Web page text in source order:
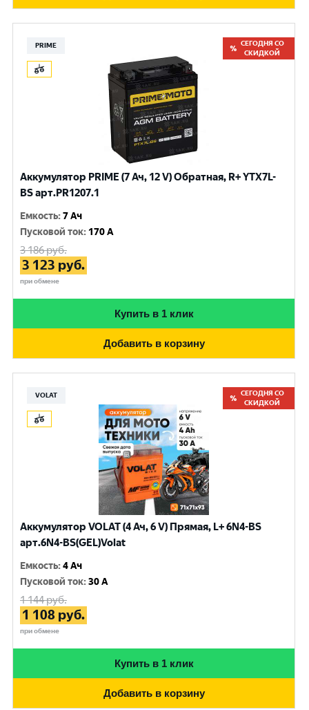
PRIME
СЕГОДНЯ СО
СКИДКОЙ
Аккумулятор PRIME (7 Ач, 12 V) Обратная, R+ YTX7L-
BS арт.PR1207.1
Емкость:7 Ач
Пусковой ток: 170 A
3 186руб.
3 123 руб.
при обмене
Купить в 1 клик
Добавить в корзину
VOLAT
СЕГОДНЯ СО
СКИДКОЙ
Аккумулятор VOLAT (4 Ач, 6 V) Прямая, L+ 6N4-BS
арт.6N4-BS(GEL)Volat
Емкость:4 Ач
Пусковой ток:30 A
1 144руб.
1 108 руб.
при обмене
Купить в 1 клик
Добавить в корзину